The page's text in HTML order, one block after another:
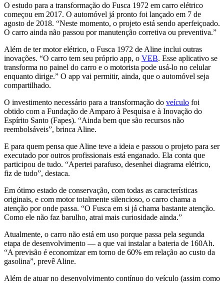
O estudo para a transformação do Fusca 1972 em carro elétrico
começou em 2017. O automóvel já pronto foi lançado em 7 de
agosto de 2018. “Neste momento, o projeto está sendo aperfeiçoado.
O carro ainda não passou por manutenção corretiva ou preventiva.”
Além de ter motor elétrico, o Fusca 1972 de Aline inclui outras
inovações. “O carro tem seu próprio app, o VEB. Esse aplicativo se
transforma no painel do carro e o motorista pode usá-lo no celular
enquanto dirige.” O app vai permitir, ainda, que o automóvel seja
compartilhado.
O investimento necessário para a transformação do veículo foi
obtido com a Fundação de Amparo à Pesquisa e à Inovação do
Espírito Santo (Fapes). “Ainda bem que são recursos não
reembolsáveis”, brinca Aline.
E para quem pensa que Aline teve a ideia e passou o projeto para ser
executado por outros profissionais está enganado. Ela conta que
participou de tudo. “Apertei parafuso, desenhei diagrama elétrico,
fiz de tudo”, destaca.
Em ótimo estado de conservação, com todas as características
originais, e com motor totalmente silencioso, o carro chama a
atenção por onde passa. “O Fusca em si já chama bastante atenção.
Como ele não faz barulho, atrai mais curiosidade ainda.”
Atualmente, o carro não está em uso porque passa pela segunda
etapa de desenvolvimento — a que vai instalar a bateria de 160Ah.
“A previsão é economizar em torno de 60% em relação ao custo da
gasolina”, prevê Aline.
Além de atuar no desenvolvimento contínuo do veículo (assim como